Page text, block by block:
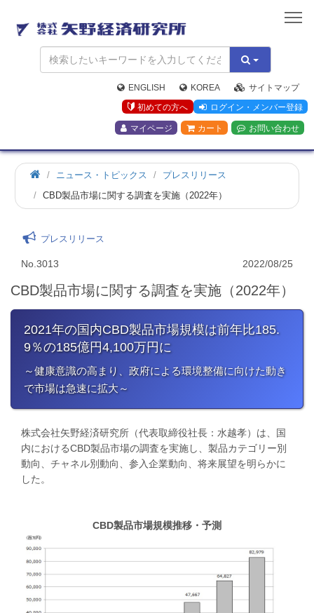
矢
野
経
済
研
究
所
ENGLISH KOREA
サイトマップ
初めての方へ
ログイン・メンバー登録
マイページ カート お問い合わせ
ニュース・トピックス
プレスリリース
CBD製品市場に関する調査を実施（2022年）
プレスリリース
No.3013 2022/08/25
CBD製品市場に関する調査を実施（2022年）
2021年の国内CBD製品市場規模は前年比185.
9％の185億円4,100万円に
～健康意識の高まり、政府による環境整備に向けた動き
で市場は急速に拡大～
株式会社矢野経済研究所（代表取締役社長：水越孝）は、国
内におけるCBD製品市場の調査を実施し、製品カテゴリー別
動向、チャネル別動向、参入企業動向、将来展望を明らかに
した。
CBD製品市場規模推移・予測